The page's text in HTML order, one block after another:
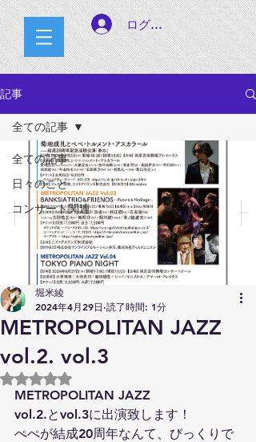
ログイン
記事
全ての記事
日々のこと
コンサート関連
全ての記事
METROPOLITAN JAZZ
vol.2. vol.3
堀米綾
2024年4月29日 読了時間: 1分
5つ星のうちNaNと評価されています。
METROPOLITAN JAZZ
vol.2.とvol.3に出演致します！
ぺぺが結成20周年なんて、びっくりで